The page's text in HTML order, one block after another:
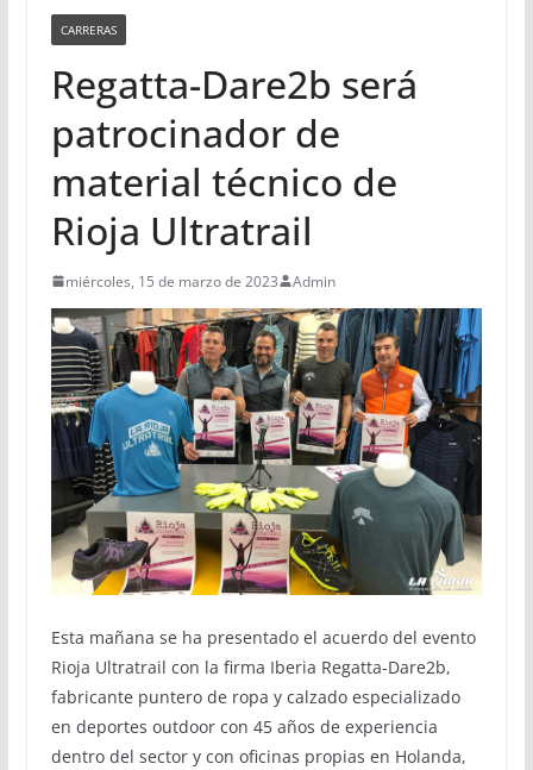
CARRERAS
Regatta-Dare2b será
patrocinador de
material técnico de
Rioja Ultratrail
miércoles, 15 de marzo de 2023 Admin
Esta mañana se ha presentado el acuerdo del evento
Rioja Ultratrail con la firma Iberia Regatta-Dare2b,
fabricante puntero de ropa y calzado especializado
en deportes outdoor con 45 años de experiencia
dentro del sector y con oficinas propias en Holanda,